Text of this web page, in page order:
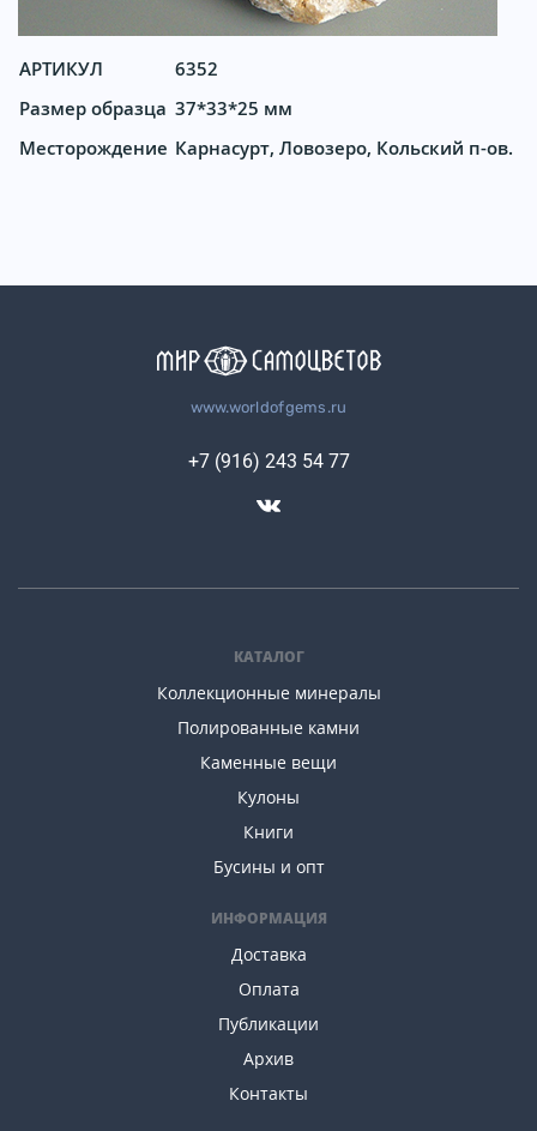
АРТИКУЛ
6352
Размер образца 37*33*25 мм
Месторождение Карнасурт, Ловозеро, Кольский п-ов.
www.worldofgems.ru
КАТАЛОГ
Коллекционные минералы
Полированные камни
Каменные вещи
Кулоны
Книги
Бусины и опт
ИНФОРМАЦИЯ
Доставка
Оплата
Публикации
Архив
Контакты
+7 (916) 243 54 77